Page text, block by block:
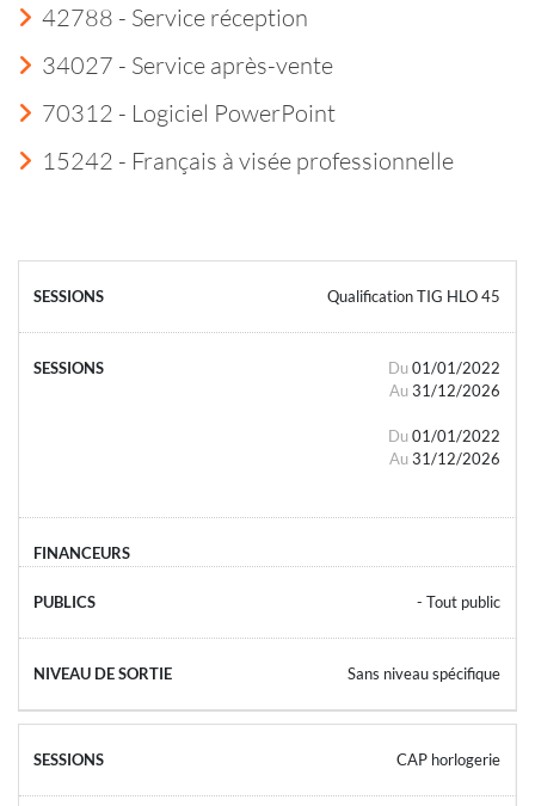
42788 - Service réception
34027 - Service après-vente
70312 - Logiciel PowerPoint
15242 - Français à visée professionnelle
Qualification TIG HLO 45
Du 01/01/2022
Au 31/12/2026
Du 01/01/2022
Au 31/12/2026
- Tout public
Sans niveau spécifique
CAP horlogerie